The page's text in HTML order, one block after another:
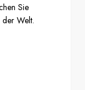
Sie
Welt.